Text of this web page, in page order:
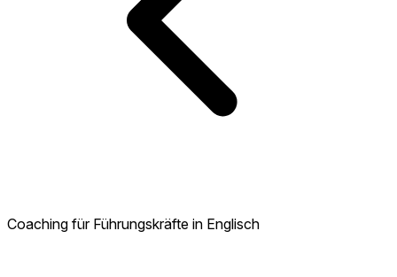
Coaching für Führungskräfte in Englisch